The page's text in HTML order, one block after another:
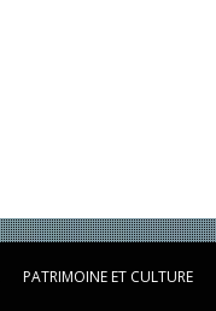
PATRIMOINE ET CULTURE